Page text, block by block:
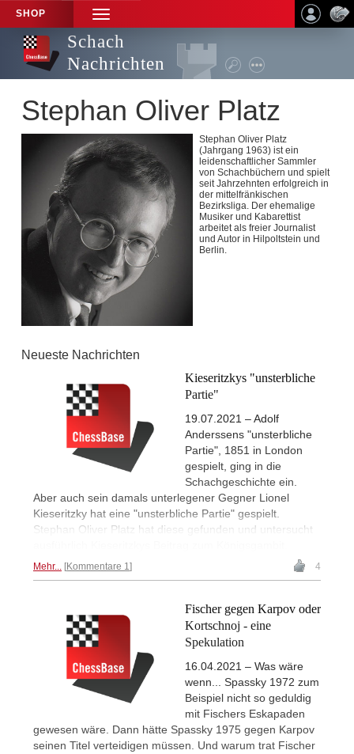
SHOP
TOGGLE
NAVIGATION
Schach
Nachrichten
Stephan Oliver Platz
Stephan Oliver Platz
(Jahrgang 1963) ist ein
leidenschaftlicher Sammler
von Schachbüchern und spielt
seit Jahrzehnten erfolgreich in
der mittelfränkischen
Bezirksliga. Der ehemalige
Musiker und Kabarettist
arbeitet als freier Journalist
und Autor in Hilpoltstein und
Berlin.
Neueste Nachrichten
Kieseritzkys "unsterbliche
Partie"
19.07.2021 – Adolf
Anderssens "unsterbliche
Partie", 1851 in London
gespielt, ging in die
Schachgeschichte ein.
Aber auch sein damals unterlegener Gegner Lionel
Kieseritzky hat eine "unsterbliche Partie" gespielt.
Stephan Oliver Platz hat diese gefunden und untersucht
Mehr... Kommentare 1 4
Fischer gegen Karpov oder
Kortschnoj - eine
Spekulation
16.04.2021 – Was wäre
wenn... Spassky 1972 zum
Beispiel nicht so geduldig
mit Fischers Eskapaden
gewesen wäre. Dann hätte Spassky 1975 gegen Karpov
seinen Titel verteidigen müssen. Und warum trat Fischer